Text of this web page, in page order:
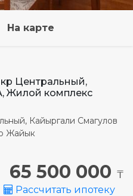
Как
На карте
Центральный,
Жилой комплекс
Кайыргали Смагулов
Жайык
65 500 000 ₸
Рассчитать ипотеку